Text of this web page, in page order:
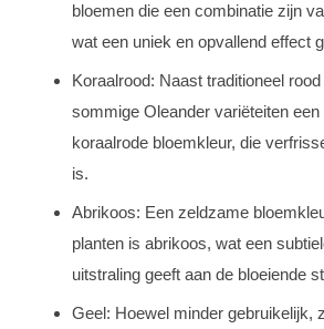
bloemen die een combinatie zijn
wat een uniek en opvallend effect
Koraalrood: Naast traditioneel
sommige Oleander variëteiten een
koraalrode bloemkleur, die
is.
Abrikoos: Een zeldzame
planten is abrikoos, wat een
uitstraling geeft aan de bloeiende
Geel: Hoewel minder gebruikelijk,